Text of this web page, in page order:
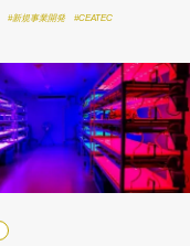
#新規事業開発 #CEATEC